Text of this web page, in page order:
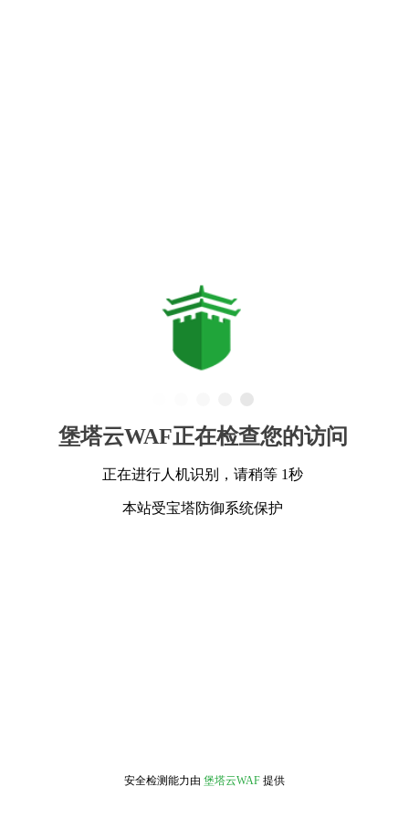
堡塔云WAF正在检查您的访问
正在进行人机识别，请稍等 1秒
本站受宝塔防御系统保护
安全检测能力由 堡塔云WAF 提供